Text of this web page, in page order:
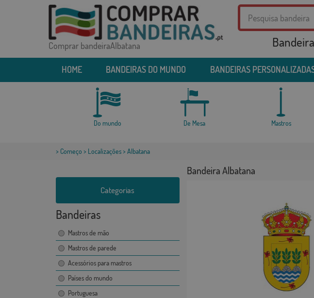
Comprar bandeiraAlbatana
HOME BANDEIRAS DO MUNDO BANDEIRAS
Do mundo De Mesa Mastros
> Começo > Localizações> Albatana
Categorias
Bandeiras
Mastros de mão
Mastros de parede
Acessórios para mastros
Países do mundo
Portuguesa
Bandeira Albatana